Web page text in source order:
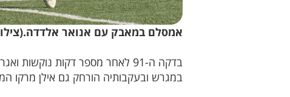
אמסלם במאבק עם אנואר
בדקה ה-91 לאחר מספר דקות
במגרש ובעקבותיה הורחק גם אילן מרקו